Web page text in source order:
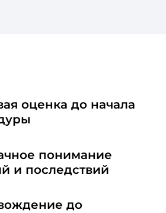
оценка до начала
понимание
и последствий
до